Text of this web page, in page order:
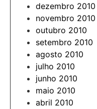
dezembro 2010
novembro 2010
outubro 2010
setembro 2010
agosto 2010
julho 2010
junho 2010
maio 2010
abril 2010